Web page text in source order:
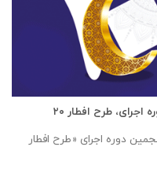
دوره اجرای «طرح افطار